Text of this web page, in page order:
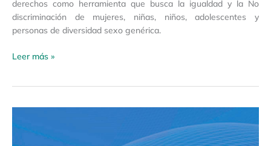
derechos como herramienta que busca la igualdad y la No
discriminación de mujeres, niñas, niños, adolescentes y
personas de diversidad sexo genérica.
Leer más »
virtual:
«Violencia